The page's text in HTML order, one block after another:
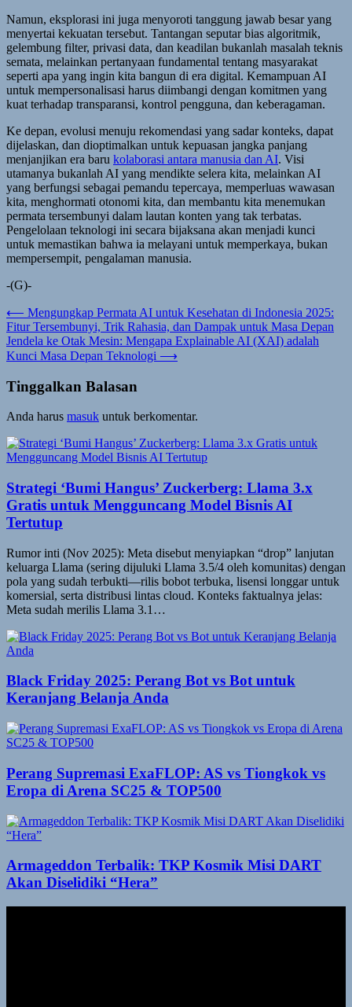
Namun, eksplorasi ini juga menyoroti tanggung jawab besar yang
menyertai kekuatan tersebut. Tantangan seputar bias algoritmik,
gelembung filter, privasi data, dan keadilan bukanlah masalah teknis
semata, melainkan pertanyaan fundamental tentang masyarakat
seperti apa yang ingin kita bangun di era digital. Kemampuan AI
untuk mempersonalisasi harus diimbangi dengan komitmen yang
kuat terhadap transparansi, kontrol pengguna, dan keberagaman.
Ke depan, evolusi menuju rekomendasi yang sadar konteks, dapat
dijelaskan, dan dioptimalkan untuk kepuasan jangka panjang
menjanjikan era baru kolaborasi antara manusia dan AI. Visi
utamanya bukanlah AI yang mendikte selera kita, melainkan AI
yang berfungsi sebagai pemandu tepercaya, memperluas wawasan
kita, menghormati otonomi kita, dan membantu kita menemukan
permata tersembunyi dalam lautan konten yang tak terbatas.
Pengelolaan teknologi ini secara bijaksana akan menjadi kunci
untuk memastikan bahwa ia melayani untuk memperkaya, bukan
mempersempit, pengalaman manusia.
-(G)-
Navigasi
pos
⟵ Mengungkap Permata AI untuk Kesehatan di Indonesia 2025:
Fitur Tersembunyi, Trik Rahasia, dan Dampak untuk Masa Depan
Jendela ke Otak Mesin: Mengapa Explainable AI (XAI) adalah
Kunci Masa Depan Teknologi ⟶
Tinggalkan Balasan
Anda harus masuk untuk berkomentar.
Strategi ‘Bumi Hangus’ Zuckerberg: Llama 3.x
Gratis untuk Mengguncang Model Bisnis AI
Tertutup
Rumor inti (Nov 2025): Meta disebut menyiapkan “drop” lanjutan
keluarga Llama (sering dijuluki Llama 3.5/4 oleh komunitas) dengan
pola yang sudah terbukti—rilis bobot terbuka, lisensi longgar untuk
komersial, serta distribusi lintas cloud. Konteks faktualnya jelas:
Meta sudah merilis Llama 3.1…
Black Friday 2025: Perang Bot vs Bot untuk
Keranjang Belanja Anda
Perang Supremasi ExaFLOP: AS vs Tiongkok vs
Eropa di Arena SC25 & TOP500
Armageddon Terbalik: TKP Kosmik Misi DART
Akan Diselidiki “Hera”